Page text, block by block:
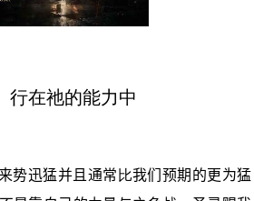
行在祂的能力中
势迅猛并且通常 比我们预期的更为猛